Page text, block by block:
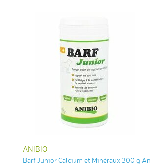
ANIBIO
Barf Junior Calcium et Minéraux 300 g